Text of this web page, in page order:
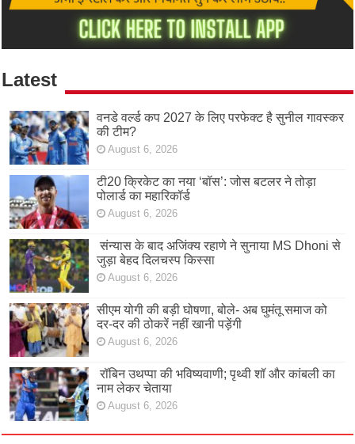
Latest
वनडे वर्ल्ड कप 2027 के लिए परफेक्ट है सुनील गावस्कर
की टीम?
August 6, 2026
टी20 क्रिकेट का नया ‘बॉस’: जोस बटलर ने तोड़ा
पोलार्ड का महारिकॉर्ड
August 6, 2026
संन्यास के बाद अजिंक्‍य रहाणे ने सुनाया MS Dhoni से
जुड़ा बेहद दिलचस्प किस्सा
August 6, 2026
सीएम योगी की बड़ी घोषणा, बोले- अब घुमंतू समाज को
दर-दर की ठोकरें नहीं खानी पड़ेंगी
August 6, 2026
रॉबिन उथप्पा की भविष्यवाणी; पृथ्वी शॉ और कांबली का
नाम लेकर चेताया
August 6, 2026